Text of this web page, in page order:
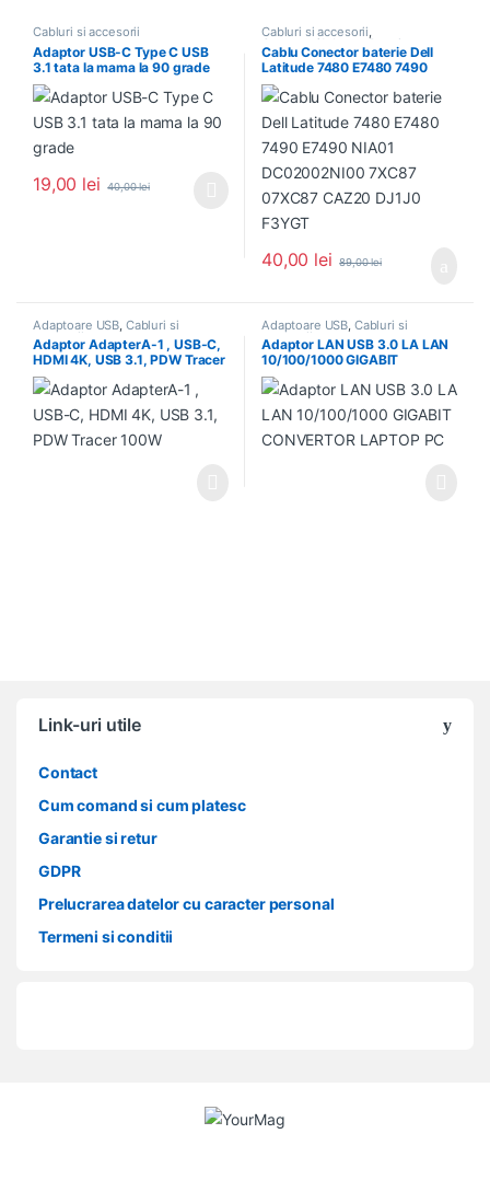
Cabluri si accesorii
Adaptor USB-C Type C USB
3.1 tata la mama la 90 grade
19,00 lei 40,00lei
Acest produs are mai multe variații. Opțiunile pot fi alese în
Cabluri si accesorii,
Conector/Adaptor Baterie
Cablu Conector baterie Dell
Latitude 7480 E7480 7490
E7490 NIA01 DC02002NI00
7XC87 07XC87 CAZ20 DJ1J0
F3YGT
40,00 lei 89,00lei
Adaptoare USB Cabluri si
accesorii
Adaptor AdapterA-1 , USB-C,
HDMI 4K, USB 3.1, PDW Tracer
100W
Adaptoare USB Cabluri si
accesorii
Adaptor LAN USB 3.0 LA LAN
10/100/1000 GIGABIT
CONVERTOR LAPTOP PC
Link-uri utile
Contact
Cum comand si cum platesc
Garantie si retur
GDPR
Prelucrarea datelor cu caracter personal
Termeni si conditii